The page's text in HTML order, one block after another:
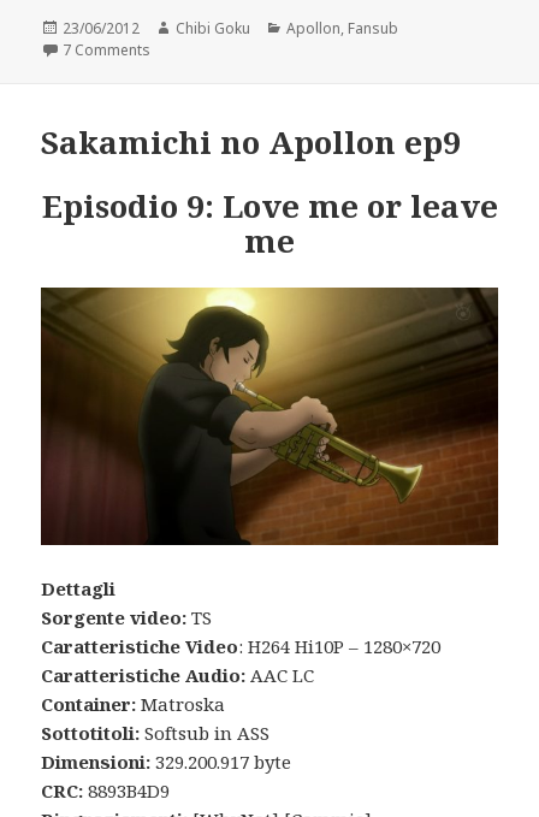
Posted
on
23/06/2012 Author
Chibi Goku Categories
Apollon, Fansub
7 Comments
Sakamichi no Apollon ep9
Episodio 9: Love me or leave
me
Dettagli
Sorgente video:TS
Caratteristiche Video: H264 Hi10P – 1280×720
Caratteristiche Audio: AAC LC
Container: Matroska
Sottotitoli: Softsub in ASS
Dimensioni: 329.200.917 byte
CRC: 8893B4D9